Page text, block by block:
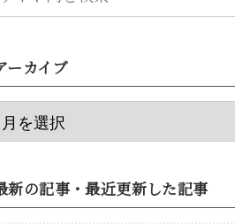
ーカイブ
新の記事・最近更新した記事